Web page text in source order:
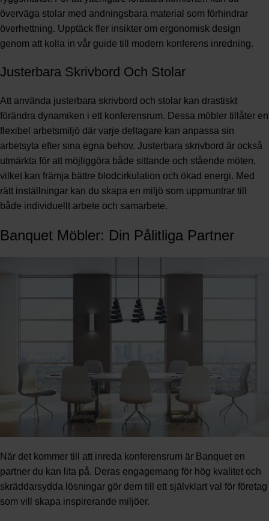
överväga stolar med andningsbara material som förhindrar
överhettning. Upptäck fler insikter om ergonomisk design
genom att kolla in vår guide till modern konferens inredning.
Justerbara Skrivbord Och Stolar
Att använda justerbara skrivbord och stolar kan drastiskt
förändra dynamiken i ett konferensrum. Dessa möbler tillåter en
flexibel arbetsmiljö där varje deltagare kan anpassa sin
arbetsyta efter sina egna behov. Justerbara skrivbord är också
utmärkta för att möjliggöra både sittande och stående möten,
vilket kan främja bättre blodcirkulation och ökad energi. Med
rätt inställningar kan du skapa en miljö som uppmuntrar till
både individuellt arbete och samarbete.
Banquet Möbler: Din Pålitliga Partner
När det kommer till att inreda konferensrum är Banquet en
partner du kan lita på. Deras engagemang för hög kvalitet och
skräddarsydda lösningar gör dem till ett självklart val för företag
som vill skapa inspirerande miljöer.